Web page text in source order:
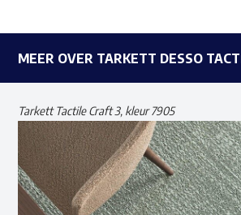
MEER OVER TARKETT DESSO
Tarkett Tactile Craft 3, kleur 7905